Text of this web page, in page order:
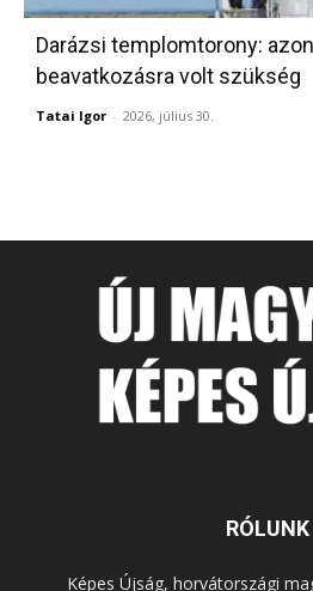
Darázsi templomtorony:
beavatkozásra volt szükség
Tatai Igor - 2026, július 30.
RÓLUNK
Képes Újság, horvátországi